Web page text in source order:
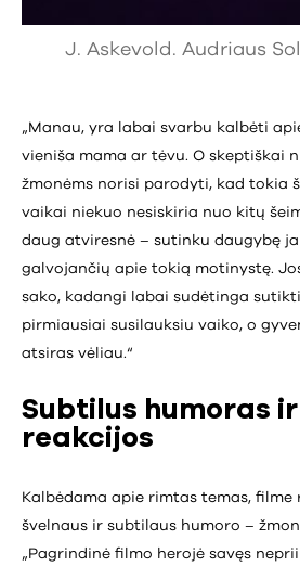
J. Askevold. Audriaus
„Manau, yra labai svarbu kalbėti
vieniša mama ar tėvu. O skeptiškai
žmonėms norisi parodyti, kad tokia
vaikai niekuo nesiskiria nuo kitų
daug atviresnė – sutinku daugybę
galvojančių apie tokią motinystę.
sako, kadangi labai sudėtinga
pirmiausiai susilauksiu vaiko, o
atsiras vėliau.“
Subtilus humoras
reakcijos
Kalbėdama apie rimtas temas, filme
švelnaus ir subtilaus humoro –
„Pagrindinė filmo herojė savęs